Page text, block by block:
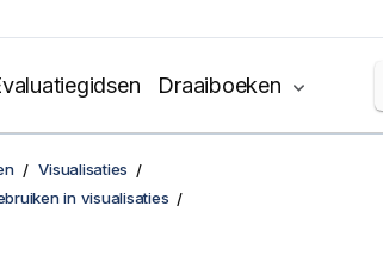
Draaiboeken
Visualisaties
in visualisaties